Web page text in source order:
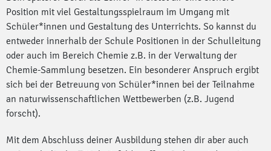
Position mit viel Gestaltungsspielraum im Umgang mit
Schüler*innen und Gestaltung des Unterrichts. So kannst du
entweder innerhalb der Schule Positionen in der Schulleitung
oder auch im Bereich Chemie z.B. in der Verwaltung der
Chemie-Sammlung besetzen. Ein besonderer Anspruch ergibt
sich bei der Betreuung von Schüler*innen bei der Teilnahme
an naturwissenschaftlichen Wettbewerben (z.B. Jugend
forscht).
Mit dem Abschluss deiner Ausbildung stehen dir aber auch